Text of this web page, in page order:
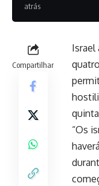
atrás
Compartilhar
Israel
“Os